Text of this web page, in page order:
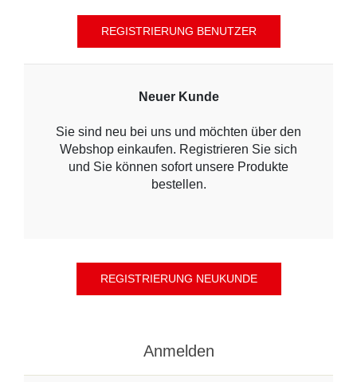
Neuer Kunde
Sie sind neu bei uns und möchten über den
Webshop einkaufen. Registrieren Sie sich
und Sie können sofort unsere Produkte
bestellen.
Anmelden